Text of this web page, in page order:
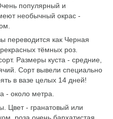
популярный и
необычный окрас -
переводится как Черная
тёмных роз.
Размеры куста - средние,
Сорт вывели специально
в вазе целых 14 дней!
- около метра.
Цвет - гранатовый или